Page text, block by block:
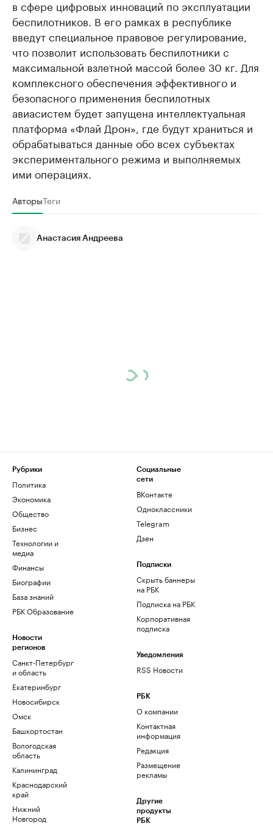
в сфере цифровых инноваций по эксплуатации
беспилотников. В его рамках в республике
введут специальное правовое регулирование,
что позволит использовать беспилотники с
максимальной взлетной массой более 30 кг. Для
комплексного обеспечения эффективного и
безопасного применения беспилотных
авиасистем будет запущена интеллектуальная
платформа «Флай Дрон», где будут храниться и
обрабатываться данные обо всех субъектах
экспериментального режима и выполняемых
ими операциях.
АвторыТеги
Анастасия Андреева
Рубрики
Политика
Экономика
Общество
Бизнес
Технологии и
медиа
Финансы
Биографии
База знаний
РБК Образование
Новости
регионов
Санкт-Петербург
и область
Екатеринбург
Новосибирск
Омск
Башкортостан
Вологодская
область
Калининград
Краснодарский
край
Нижний
Новгород
Социальные
сети
ВКонтакте
Одноклассники
Telegram
Дзен
Подписки
Скрыть баннеры
на РБК
Подписка на РБК
Корпоративная
подписка
Уведомления
RSS Новости
РБК
О компании
Контактная
информация
Редакция
Размещение
рекламы
Другие
продукты
РБК